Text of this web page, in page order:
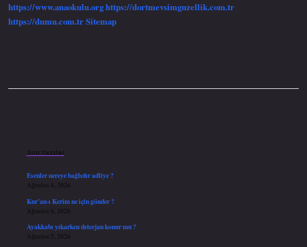
https://www.anaokulu.orghttps://dortmevsimguzellik.com.tr
https://dumu.com.trSitemap
Son Yazılar
Esenler nereye bağlıdır adliye ?
Ağustos 6, 2026
Kur’an-ı Kerim ne için gönder ?
Ağustos 6, 2026
Ayakkabı yıkarken deterjan konur mu ?
Ağustos 5, 2026